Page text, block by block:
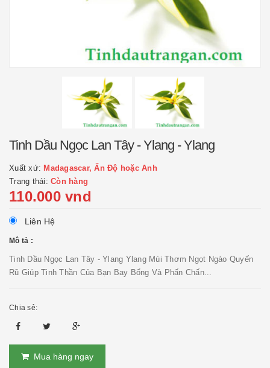
Tinh Dầu Ngọc Lan Tây - Ylang - Ylang
Xuất xứ: Madagascar, Ấn Độ hoặc Anh
Trạng thái: Còn hàng
110.000 vnd
Liên Hệ
Mô tả :
Tinh Dầu Ngọc Lan Tây - Ylang Ylang Mùi Thơm Ngọt Ngào Quyến
Rũ Giúp Tinh Thần Của Bạn Bay Bổng Và Phấn Chấn...
Chia sẻ:
Mua hàng ngay